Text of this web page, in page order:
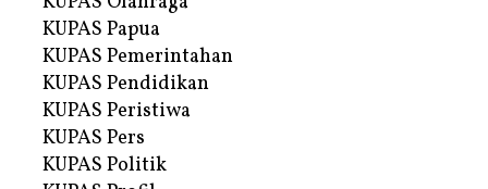
KUPAS Papua
KUPAS Pemerintahan
KUPAS Pendidikan
KUPAS Peristiwa
KUPAS Pers
KUPAS Politik